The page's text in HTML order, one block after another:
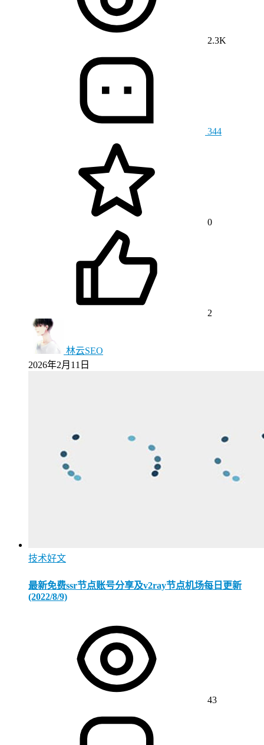
2.3K
344
0
2
林云SEO
2026年2月11日
技术好文
最新免费ssr节点账号分享及v2ray节点机场每日更新
(2022/8/9)
43